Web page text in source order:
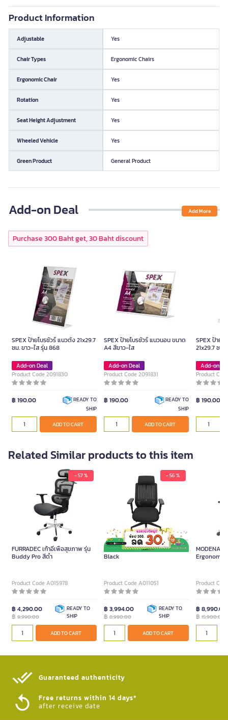
Product Information
Adjustable Yes
Chair Types Ergonomic Chairs
Ergonomic Chair Yes
Rotation Yes
Seat Height Adjustment Yes
Wheeled Vehicle Yes
Green Product General Product
Add-on Deal Add More
Purchase 300 Baht get, 30 Baht discount
SPEX ป้ายโบรชัวร์ แนวตั้ง 21x29.7
ซม. ขาว-ใส รุ่น 868
Add-on Deal
Product Code 2091830
฿ 190.00
READY TO
SHIP
ADD TO CART
SPEX ป้ายโบรชัวร์ แนวนอน ขนาด
A4 สีขาว-ใส
Add-on Deal
Product Code 2091831
฿ 190.00
READY TO
SHIP
ADD TO CART
SPEX ป้าย
21x29.7 ซม.
Add-on
Product
฿ 190.00
Related Similar products to this item
- 57 %
FURRADEC เก้าอี้เพื่อสุขภาพ รุ่น
Buddy Pro สีดำ
Product Code A015978
฿ 4,290.00
฿ 9,990.00
READY TO
SHIP
ADD TO CART
- 56 %
Furradec Executive Chair Flex
Black
Product Code A011051
฿ 3,994.00
฿ 8,990.00
READY TO
SHIP
ADD TO CART
MODENA X
Ergonomic
Product
฿ 8,990.00
฿15,900.00
Guaranteed authenticity​
Free returns within 14 days*
after receive date